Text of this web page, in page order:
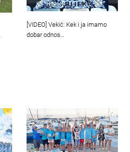
[VIDEO] Vekić: Kek i ja imamo
dobar odnos…